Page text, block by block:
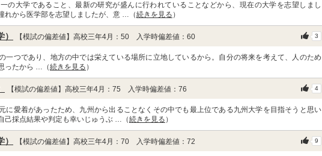
の大学であること、最新の研究が盛んに行われていることなどから、現在の大学を志望しまし
れから医学部を志望しましたが、意 …（続きを見る ）
【模試の偏差値】高校三年4月：50 入学時偏差値：60 3
一つであり、地方の中では栄えている場所に立地しているから。自分の将来を考えて、人のため
ったから …（続きを見る ）
【模試の偏差値】高校三年4月：75 入学時偏差値：76 4
に愛着があったため、九州から出ることなくその中でも最上位である九州大学を目指そうと思い
己採点結果や判定も幸いじゅうぶ …（続きを見る ）
【模試の偏差値】高校三年4月：70 入学時偏差値：72 9